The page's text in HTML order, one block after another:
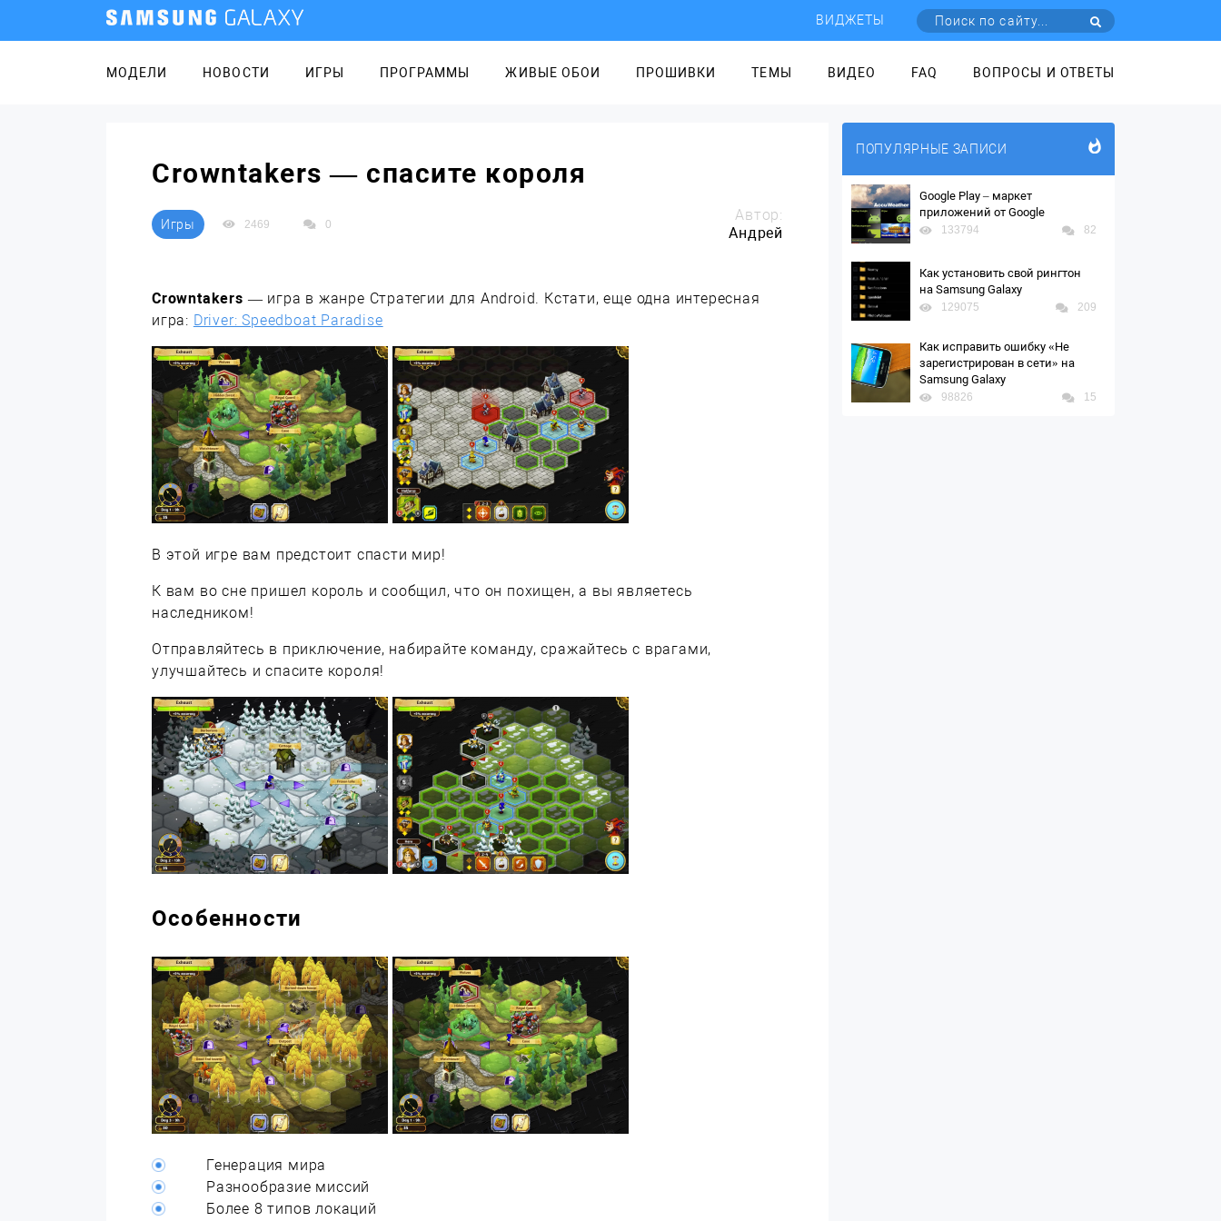
ВИДЖЕТЫ
МОДЕЛИ НОВОСТИ ИГРЫ ПРОГРАММЫ ЖИВЫЕ ОБОИ ПРОШИВКИ ТЕМЫ ВИДЕО FAQ ВОПРОСЫ И ОТВЕТЫ
Crowntakers — спасите короля
Игры 2469 0
Автор:
Андрей
Crowntakers — игра в жанре Стратегии для Android. Кстати, еще одна интересная
игра: Driver: Speedboat Paradise
В этой игре вам предстоит спасти мир!
К вам во сне пришел король и сообщил, что он похищен, а вы являетесь
наследником!
Отправляйтесь в приключение, набирайте команду, сражайтесь с врагами,
улучшайтесь и спасите короля!
Особенности
Генерация мира
Разнообразие миссий
Более 8 типов локаций
ПОПУЛЯРНЫЕ ЗАПИСИ
Google Play – маркет
приложений от Google
133794 82
Как установить свой рингтон
на Samsung Galaxy
129075 209
Как исправить ошибку «Не
зарегистрирован в сети» на
Samsung Galaxy
98826 15